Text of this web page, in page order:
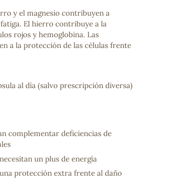
y el magnesio contribuyen a
El hierro contribuye a la
rojos y hemoglobina. Las
a la protección de las células frente
al día (salvo prescripción diversa)
complementar deficiencias de
un plus de energía
protección extra frente al daño